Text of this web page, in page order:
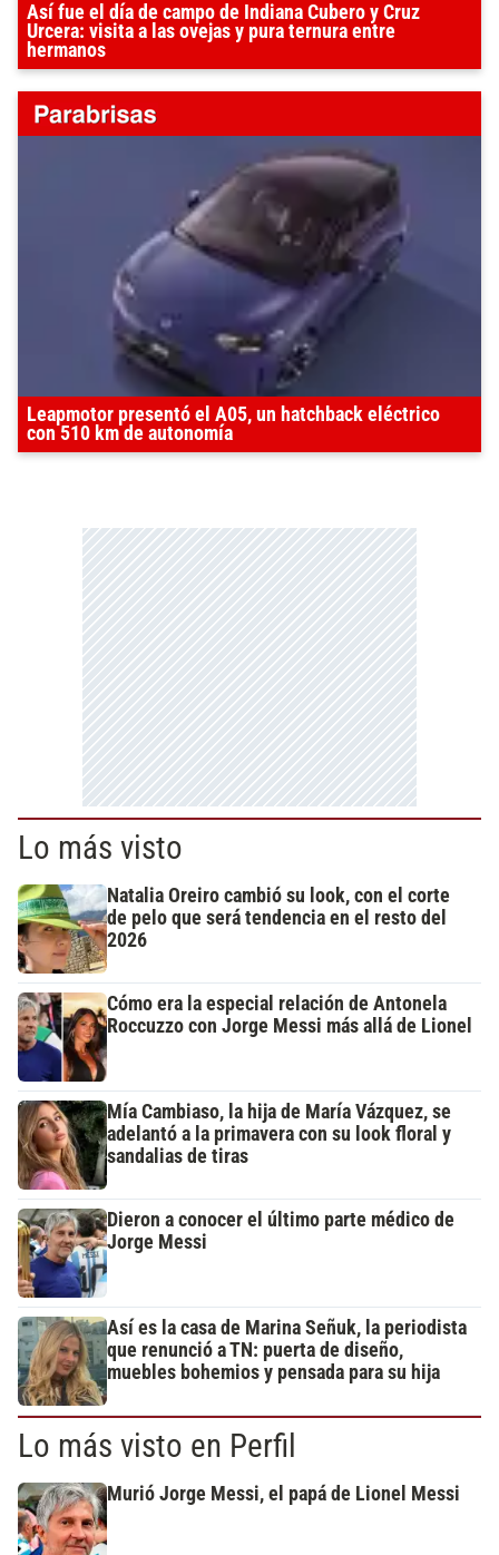
Así fue el día de campo de Indiana Cubero y Cruz
Urcera: visita a las ovejas y pura ternura entre
hermanos
Leapmotor presentó el A05, un hatchback eléctrico
con 510 km de autonomía
Lo más visto
Natalia Oreiro cambió su look, con el corte
de pelo que será tendencia en el resto del
2026
Cómo era la especial relación de Antonela
Roccuzzo con Jorge Messi más allá de Lionel
Mía Cambiaso, la hija de María Vázquez, se
adelantó a la primavera con su look floral y
sandalias de tiras
Dieron a conocer el último parte médico de
Jorge Messi
Así es la casa de Marina Señuk, la periodista
que renunció a TN: puerta de diseño,
muebles bohemios y pensada para su hija
Lo más visto en Perfil
Murió Jorge Messi, el papá de Lionel Messi